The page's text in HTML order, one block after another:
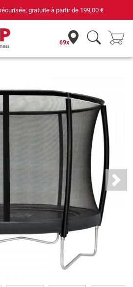
avec 75 techniciens
69x
Next